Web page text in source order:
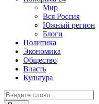
Мир
Вся Россия
Южный регион
Блоги
Политика
Экономика
Общество
Власть
Культура